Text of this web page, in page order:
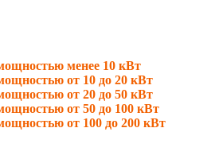
менее 10 кВт
от 10 до 20 кВт
от 20 до 50 кВт
от 50 до 100 кВт
от 100 до 200 кВт